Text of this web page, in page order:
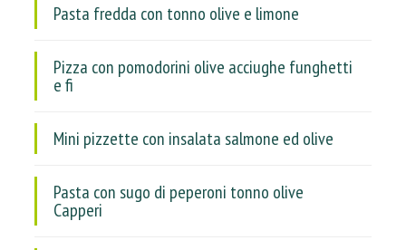
Pasta fredda con tonno olive e limone
Pizza con pomodorini olive acciughe funghetti
e fi
Mini pizzette con insalata salmone ed olive
Pasta con sugo di peperoni tonno olive
Capperi